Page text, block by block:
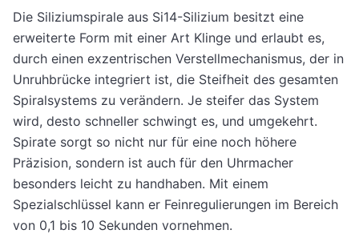
Die Siliziumspirale aus Si14-Silizium besitzt eine
erweiterte Form mit einer Art Klinge und erlaubt es,
durch einen exzentrischen Verstellmechanismus, der in
Unruhbrücke integriert ist, die Steifheit des gesamten
Spiralsystems zu verändern. Je steifer das System
wird, desto schneller schwingt es, und umgekehrt.
Spirate sorgt so nicht nur für eine noch höhere
Präzision, sondern ist auch für den Uhrmacher
besonders leicht zu handhaben. Mit einem
Spezialschlüssel kann er Feinregulierungen im Bereich
von 0,1 bis 10 Sekunden vornehmen.